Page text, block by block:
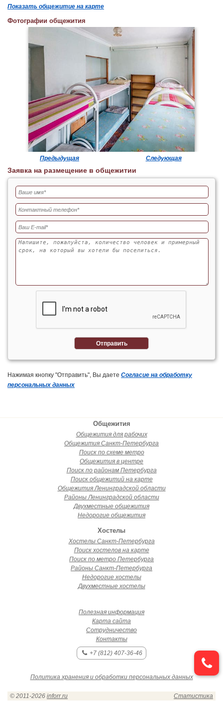
Показать общежитие на карте
Фотографии общежития
Предыдущая Следующая
Заявка на размещение в общежитии
Отправить
Нажимая кнопку "Отправить", Вы даете Согласие на обработку
персональных данных
Общежития
Общежития для рабочих
Общежития Санкт-Петербурга
Поиск по схеме метро
Общежития в центре
Поиск по районам Петербурга
Поиск общежитий на карте
Общежития Ленинградской области
Районы Ленинградской области
Двухместные общежития
Недорогие общежития
Хостелы
Хостелы Санкт-Петербурга
Поиск хостелов на карте
Поиск по метро Петербурга
Районы Санкт-Петербурга
Недорогие хостелы
Двухместные хостелы
Полезная информация
Карта сайта
Сотрудничество
Контакты
+7 (812) 407-36-46
Политика хранения и обработки персональных данных
© 2011-2026 inforr.ru Статистика